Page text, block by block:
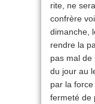
rite, ne
confrère
dimanche,
rendre la
pas mal de
du jour au
par la
fermeté de